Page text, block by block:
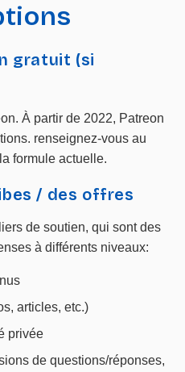
gratuit (si
À partir de 2022, Patreon
renseignez-vous au
formule actuelle.
/ des offres
de soutien, qui sont des
à différents niveaux:
articles, etc.)
privée
de questions/réponses,